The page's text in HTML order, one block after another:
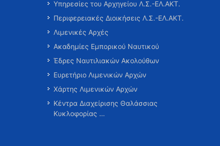
Υπηρεσίες του Αρχηγείου Λ.Σ.-ΕΛ.ΑΚΤ.
Περιφερειακές Διοικήσεις Λ.Σ.-ΕΛ.ΑΚΤ.
Λιμενικές Αρχές
Ακαδημίες Εμπορικού Ναυτικού
Έδρες Ναυτιλιακών Ακολούθων
Ευρετήριο Λιμενικών Αρχών
Χάρτης Λιμενικών Αρχών
Κέντρα Διαχείρισης Θαλάσσιας
Κυκλοφορίας …